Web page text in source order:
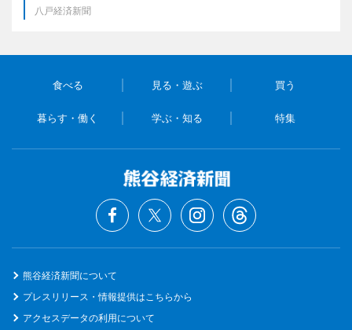
八戸経済新聞
食べる 見る・遊ぶ 買う
暮らす・働く 学ぶ・知る 特集
熊谷経済新聞について
プレスリリース・情報提供はこちらから
アクセスデータの利用について